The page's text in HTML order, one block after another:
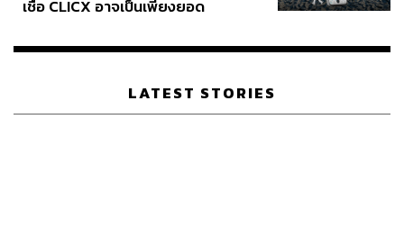
อร์นมัธเช่นเดียวกัน ด้วยค่าตัว 20 ล้านปอนด์
ขณะเดียวกัน นิวคาสเซิลยังมีข่าวลือกับ จามาล ลูอิส แบ็ก
เชื่อ CLICX อาจเป็นเพียงยอด
เรือนไทยที่ถูกซุกไว้
LATEST STORIES